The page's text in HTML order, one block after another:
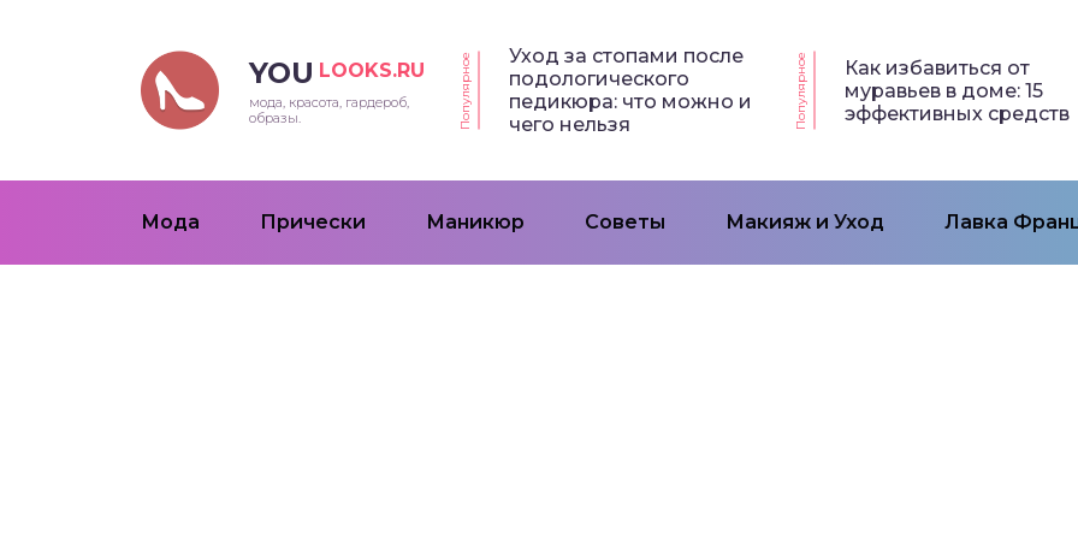
YOU LOOKS.RU
мода, красота, гардероб,
образы.
Популярное
Уход за стопами после
подологического
педикюра: что можно и
чего нельзя
Популярное
Как избавиться от
муравьев в доме: 15
эффективных средств
Мода Прически Маникюр Советы Макияж и Уход Лавка